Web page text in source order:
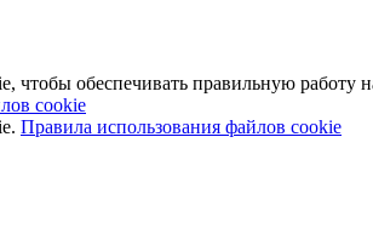
обеспечивать правильную работу
cookie
Правила использования файлов cookie